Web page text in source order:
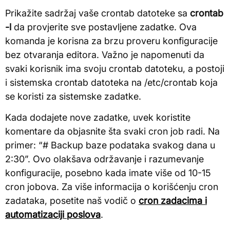
Prikažite sadržaj vaše crontab datoteke sa crontab
-l da provjerite sve postavljene zadatke. Ova
komanda je korisna za brzu proveru konfiguracije
bez otvaranja editora. Važno je napomenuti da
svaki korisnik ima svoju crontab datoteku, a postoji
i sistemska crontab datoteka na /etc/crontab koja
se koristi za sistemske zadatke.
Kada dodajete nove zadatke, uvek koristite
komentare da objasnite šta svaki cron job radi. Na
primer: “# Backup baze podataka svakog dana u
2:30”. Ovo olakšava održavanje i razumevanje
konfiguracije, posebno kada imate više od 10-15
cron jobova. Za više informacija o korišćenju cron
zadataka, posetite naš vodič o cron zadacima i
automatizaciji poslova.